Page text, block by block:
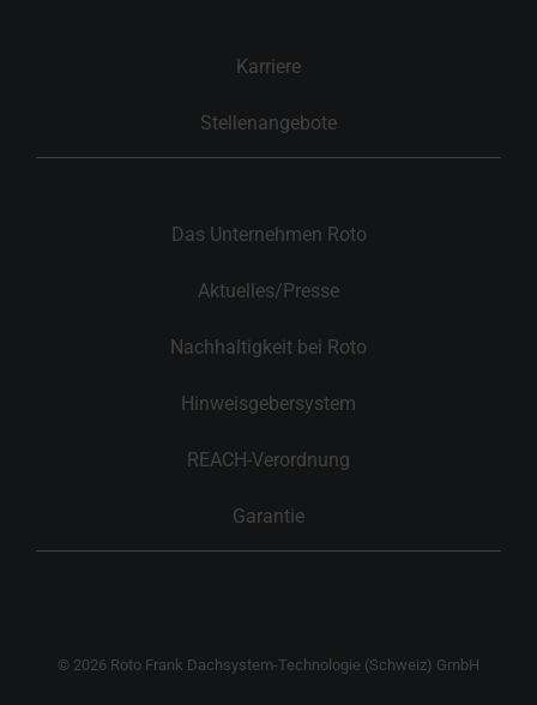
Karriere
Stellenangebote
Das Unternehmen Roto
Aktuelles/Presse
Nachhaltigkeit bei Roto
Hinweisgebersystem
REACH-Verordnung
Garantie
© 2026 Roto Frank Dachsystem-Technologie (Schweiz) GmbH